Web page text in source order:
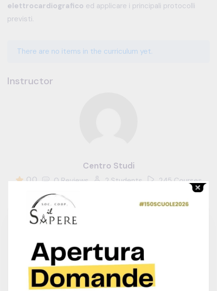
elettrocardiografico ed applicare i principali protocolli
previsti.
There are no items in the curriculum yet.
Instructor
Centro Studi
0.0 0 Reviews 2 Students 245 Courses
€600.00
Contact To Request
Duration